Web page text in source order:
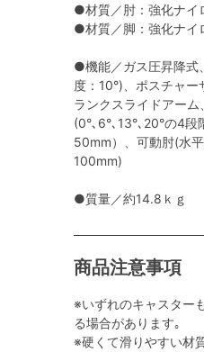
●材質／肘：強化ナイ
●材質／脚：強化ナイ
●機能／ガス圧昇降式
度：10°)、ポスチャ
ランクスライドアー
(0°､6°､13°､20°の4
50mm）、可動肘(水
100mm)
●質量／約14.8ｋｇ
商品注意事項
※いずれのキャスター
る場合があります｡
※硬くて滑りやすい材